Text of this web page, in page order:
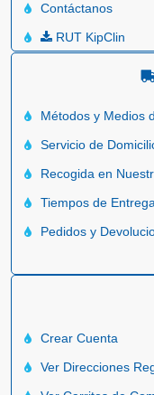
Contáctanos
RUT KipClin
Métodos y Medios
Servicio de
Recogida en
Tiempos de Entrega
Pedidos y
Crear Cuenta
Ver Direcciones